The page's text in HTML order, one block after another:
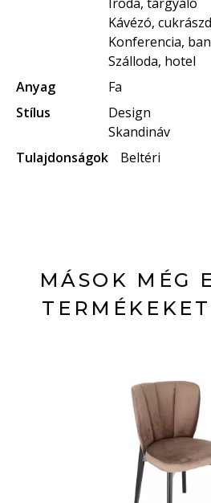
Kávézó,
Konferencia,
Szálloda, hotel
Anyag
Fa
Stílus
Design
Skandináv
Tulajdonságok
Beltéri
MÁSOK MÉG